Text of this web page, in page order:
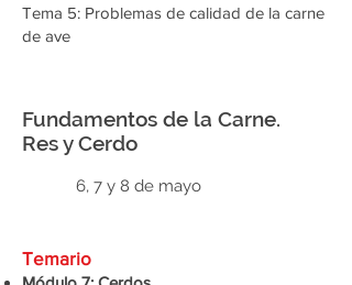
Tema 5: Problemas de calidad de la carne
de ave
Fundamentos de la Carne.
Res y Cerdo
6, 7 y 8 de mayo
Temario